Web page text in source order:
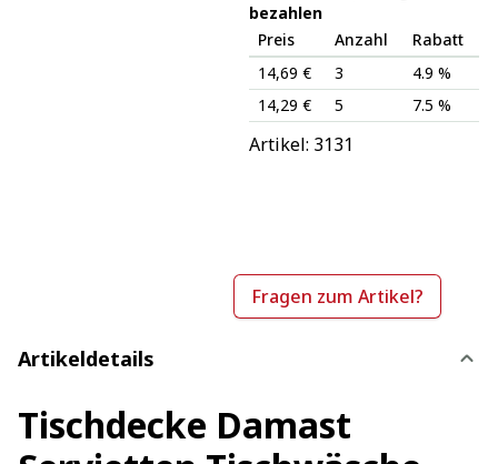
bezahlen
Preis
Anzahl
Rabatt
14,69 €
3
4.9 %
14,29 €
5 7.5 %
Artikel: 3131
Fragen zum Artikel?
Artikeldetails
Tischdecke Damast